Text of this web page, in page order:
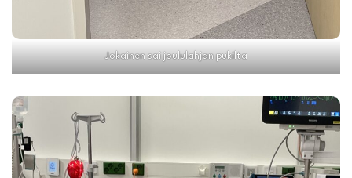
Jokainen sai joululahjan pukilta